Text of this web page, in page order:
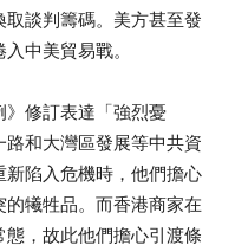
談判籌碼。美方甚至發
中美貿易戰。
》修訂表達「強烈憂
和大灣區發展等中共資
陷入危機時，他們擔心
犧牲品。而香港商家在
，故此他們擔心引渡條